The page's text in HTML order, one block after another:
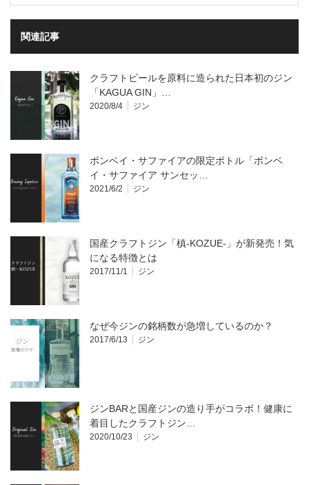
関連記事
クラフトビールを原料に造られた日本初のジン
「KAGUA GIN」…
2020/8/4 ジン
ボンベイ・サファイアの限定ボトル「ボンベ
イ・サファイア サンセッ…
2021/6/2 ジン
国産クラフトジン「槙-KOZUE-」が新発売！気
になる特徴とは
2017/11/1 ジン
なぜ今ジンの銘柄数が急増しているのか？
2017/6/13 ジン
ジンBARと国産ジンの造り手がコラボ！健康に
着目したクラフトジン…
2020/10/23 ジン